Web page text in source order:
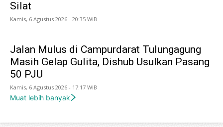
Silat
Kamis, 6 Agustus 2026 - 20:35 WIB
Jalan Mulus di Campurdarat Tulungagung
Masih Gelap Gulita, Dishub Usulkan Pasang
50 PJU
Kamis, 6 Agustus 2026 - 17:17 WIB
Muat lebih banyak